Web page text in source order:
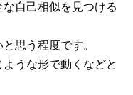
自己相似を見つける
思う程度です。
うな形で動くなどと